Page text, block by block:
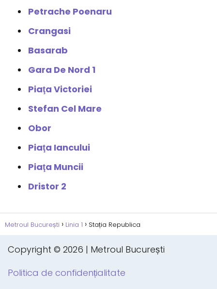
Petrache Poenaru
Crangasi
Basarab
Gara De Nord 1
Piaţa Victoriei
Stefan Cel Mare
Obor
Piaţa Iancului
Piaţa Muncii
Dristor 2
Metroul București Linia 1 Stația Republica
Copyright © 2026 | Metroul București
Politica de confidențialitate